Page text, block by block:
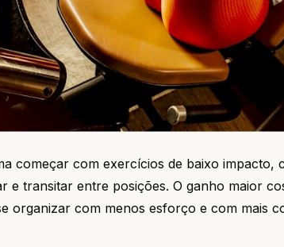
começar com exercícios de baixo impacto,
e transitar entre posições. O ganho maior
organizar com menos esforço e com mais